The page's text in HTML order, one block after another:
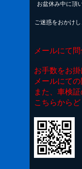
お盆休み中に頂
ご迷惑をおかけ
メールにて
お手数をお掛
メールにて
また、車検
こちらからど